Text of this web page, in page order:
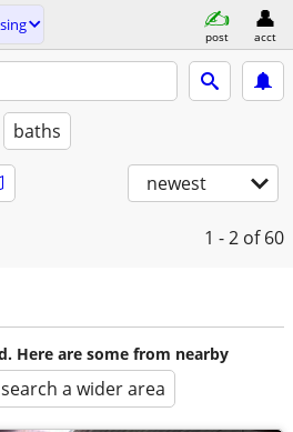
post acct
baths
newest
1 - 2 of 60
Here are some from nearby
search a wider area